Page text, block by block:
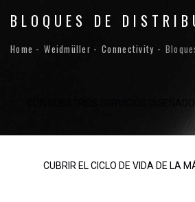
CON NUESTROS SERVICIOS
CUBRIR EL CICLO DE VIDA DE LA
BLOQUES DE
Home Weidmüller Connectivity